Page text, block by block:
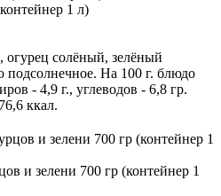
1 л)
огурец солёный, зелёный
подсолнечное. На 100 г. блюдо
- 4,9 г., углеводов - 6,8 гр.
ккал.
и зелени 700 гр (контейнер 1